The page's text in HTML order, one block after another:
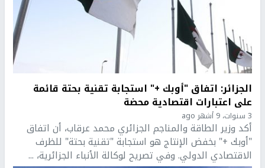
الجزائر: اتفاق "أوبك +" استجابة تقنية بحتة قائمة
على اعتبارات اقتصادية محضة
3 سنوات، 9 أشهر ago
أكد وزير الطاقة والمناجم الجزائري محمد عرقاب، أن اتفاق
"أوبك +" بخفض الإنتاج هو استجابة "تقنية بحتة" للظرف
الاقتصادي الدولي. وفي تصريح لوكالة الأنباء الجزائرية، ...